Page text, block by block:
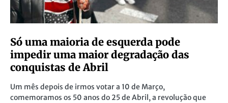
Só uma maioria de esquerda pode
impedir uma maior degradação das
conquistas de Abril
Um mês depois de irmos votar a 10 de Março,
comemoramos os 50 anos do 25 de Abril, a revolução que